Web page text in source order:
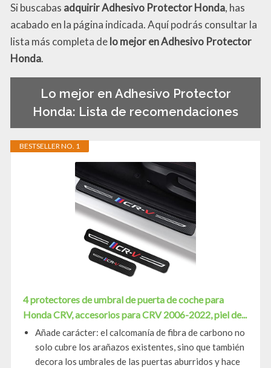
Si buscabas adquirir Adhesivo Protector Honda, has
acabado en la página indicada. Aquí podrás consultar la
lista más completa delo mejor en Adhesivo Protector
Honda.
Lo mejor en Adhesivo Protector
Honda: Lista de recomendaciones
BESTSELLER NO. 1
4 protectores de umbral de puerta de coche para
Honda CRV, accesorios para CRV 2006-2022, piel de...
Añade carácter: el calcomanía de fibra de carbono no
solo cubre los arañazos existentes, sino que también
decora los umbrales de las puertas aburridos y hace